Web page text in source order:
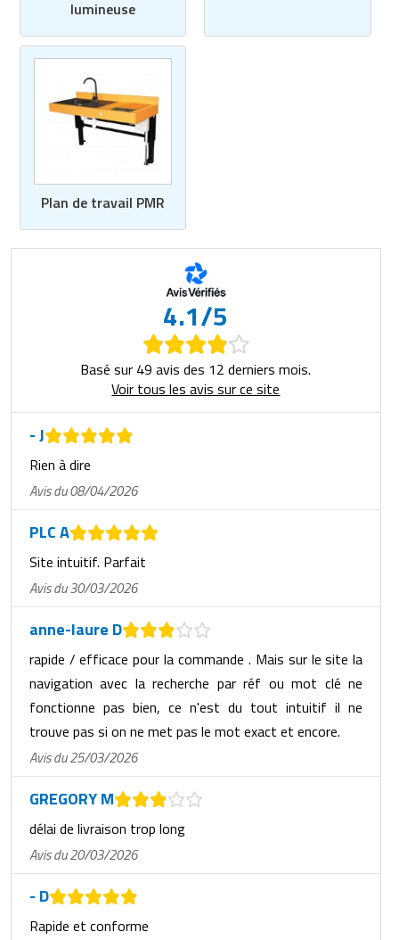
lumineuse
Plan de travail PMR
4.1/5
Basé sur 49 avis des 12 derniers mois.
Voir tous les avis sur ce site
- J
Rien à dire
Avis du 08/04/2026
PLC A
Site intuitif. Parfait
Avis du 30/03/2026
anne-laure D
rapide / efficace pour la commande . Mais sur le site la
navigation avec la recherche par réf ou mot clé ne
fonctionne pas bien, ce n'est du tout intuitif il ne
trouve pas si on ne met pas le mot exact et encore.
Avis du 25/03/2026
GREGORY M
délai de livraison trop long
Avis du 20/03/2026
- D
Rapide et conforme